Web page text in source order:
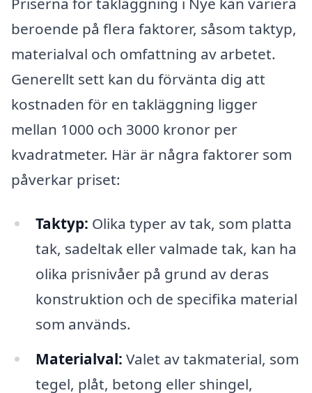
beroende på flera faktorer, såsom taktyp,
materialval och omfattning av arbetet.
Generellt sett kan du förvänta dig att
kostnaden för en takläggning ligger
mellan 1000 och 3000 kronor per
kvadratmeter. Här är några faktorer som
påverkar priset:
Taktyp: Olika typer av tak, som platta
tak, sadeltak eller valmade tak, kan ha
olika prisnivåer på grund av deras
konstruktion och de specifika material
som används.
Materialval: Valet av takmaterial, som
tegel, plåt, betong eller shingel,